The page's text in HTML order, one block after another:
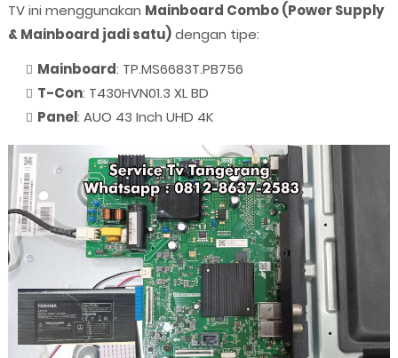
TV ini menggunakan Mainboard Combo (Power Supply
& Mainboard jadi satu)dengan tipe:
Mainboard: TP.MS6683T.PB756
T-Con: T430HVN01.3 XL BD
Panel: AUO 43 Inch UHD 4K